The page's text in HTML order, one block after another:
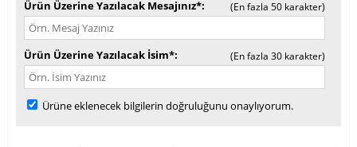
Ürün Üzerine Yazılacak Mesajınız* (En fazla 50 karakter)
Ürün Üzerine Yazılacak İsim* (En fazla 30 karakter)
Ürüne eklenecek bilgilerin doğruluğunu onaylıyorum.